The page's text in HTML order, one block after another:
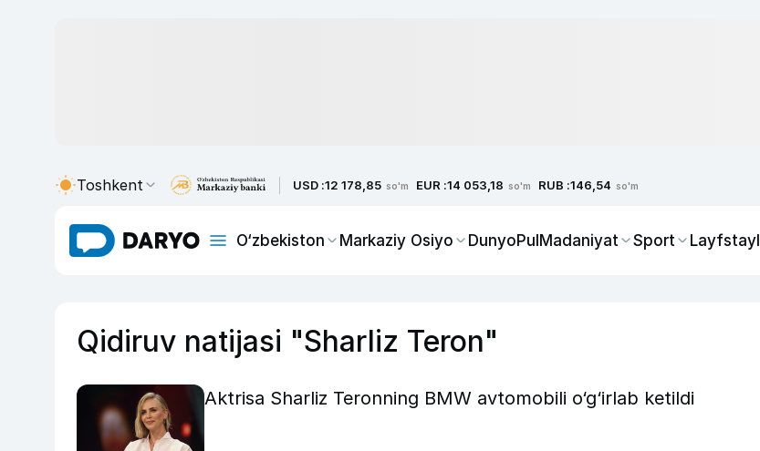
Toshkent USD :12 178,85 so'm EUR :14 053,18 so'm RUB :146,54 so'm
O‘zbekiston Markaziy Osiyo DunyoPulMadaniyat Sport Layfstayl
Qidiruv natijasi "Sharliz Teron"
Aktrisa Sharliz Teronning BMW avtomobili o‘g‘irlab ketildi